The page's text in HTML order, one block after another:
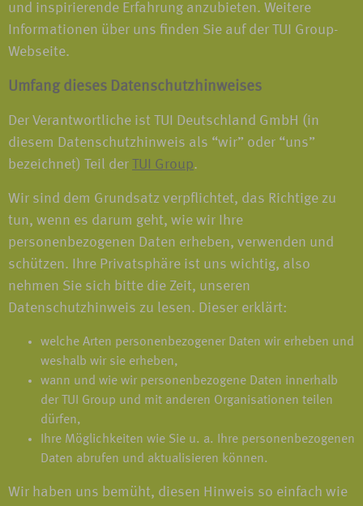
und inspirierende Erfahrung anzubieten. Weitere
Informationen über uns finden Sie auf der TUI Group-
Webseite.
Umfang dieses Datenschutzhinweises
Der Verantwortliche ist TUI Deutschland GmbH (in
diesem Datenschutzhinweis als “wir” oder “uns”
bezeichnet) Teil der TUI Group.
Wir sind dem Grundsatz verpflichtet, das Richtige zu
tun, wenn es darum geht, wie wir Ihre
personenbezogenen Daten erheben, verwenden und
schützen. Ihre Privatsphäre ist uns wichtig, also
nehmen Sie sich bitte die Zeit, unseren
Datenschutzhinweis zu lesen. Dieser erklärt:
welche Arten personenbezogener Daten wir erheben und
weshalb wir sie erheben,
wann und wie wir personenbezogene Daten innerhalb
der TUI Group und mit anderen Organisationen teilen
dürfen,
Ihre Möglichkeiten wie Sie u. a. Ihre personenbezogenen
Daten abrufen und aktualisieren können.
Wir haben uns bemüht, diesen Hinweis so einfach wie